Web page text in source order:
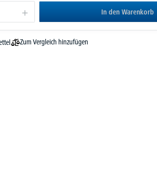
In den Warenkorb
Zum Vergleich hinzufügen